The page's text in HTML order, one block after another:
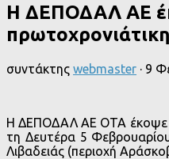
Η ΔΕΠΟΔΑΛ ΑΕ
συντάκτης webmaster · 9
Η ΔΕΠΟΔΑΛ ΑΕ ΟΤΑ έκοψε
τη Δευτέρα 5
Λιβαδειάς (περιοχή